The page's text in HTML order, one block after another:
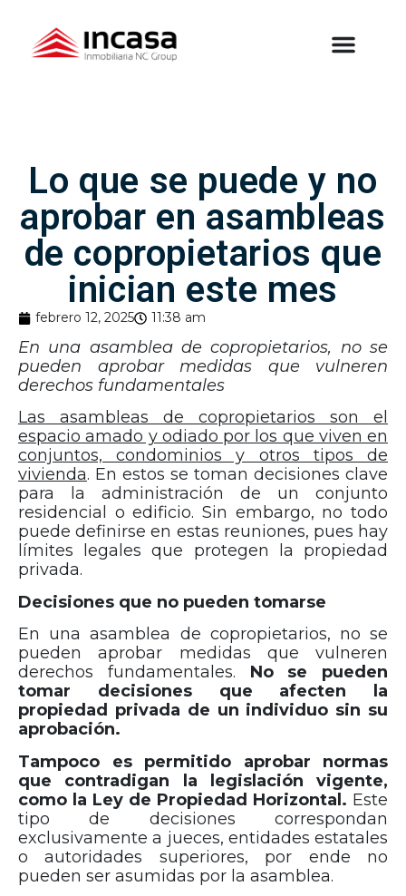
Lo que se puede y no
aprobar en asambleas
de copropietarios que
inician este mes
febrero 12, 2025 11:38 am
En una asamblea de copropietarios, no se
pueden aprobar medidas que vulneren
derechos fundamentales
Las asambleas de copropietarios son el
espacio amado y odiado por los que viven en
conjuntos, condominios y otros tipos de
vivienda. En estos se toman decisiones clave
para la administración de un conjunto
residencial o edificio. Sin embargo, no todo
puede definirse en estas reuniones, pues hay
límites legales que protegen la propiedad
privada.
Decisiones que no pueden tomarse
En una asamblea de copropietarios, no se
pueden aprobar medidas que vulneren
derechos fundamentales. No se pueden
tomar decisiones que afecten la
propiedad privada de un individuo sin su
aprobación.
Tampoco es permitido aprobar normas
que contradigan la legislación vigente,
como la Ley de Propiedad Horizontal. Este
tipo de decisiones correspondan
exclusivamente a jueces, entidades estatales
o autoridades superiores, por ende no
pueden ser asumidas por la asamblea.